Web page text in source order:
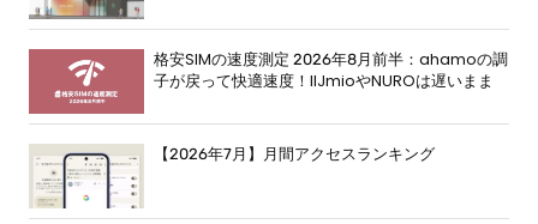
格安SIMの速度測定 2026年8月前半：ahamoの調
子が戻って快適速度！IIJmioやNUROは遅いまま
【2026年7月】月間アクセスランキング